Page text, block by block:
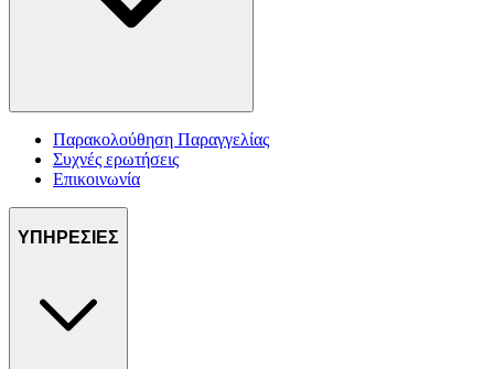
Παρακολούθηση Παραγγελίας
Συχνές ερωτήσεις
Επικοινωνία
ΥΠΗΡΕΣΙΕΣ